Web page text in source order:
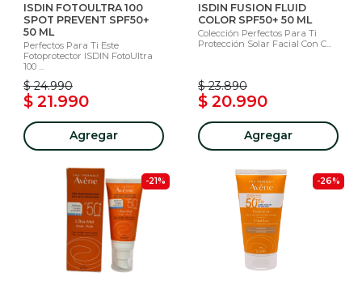
ISDIN FOTOULTRA 100
SPOT PREVENT SPF50+
50 ML
Perfectos Para Ti Este
Fotoprotector ISDIN FotoUltra
100 ...
$ 24.990
$ 21.990
Agregar
ISDIN FUSION FLUID
COLOR SPF50+ 50 ML
Colección Perfectos Para Ti
Protección Solar Facial Con C...
$ 23.890
$ 20.990
Agregar
-21% -26%